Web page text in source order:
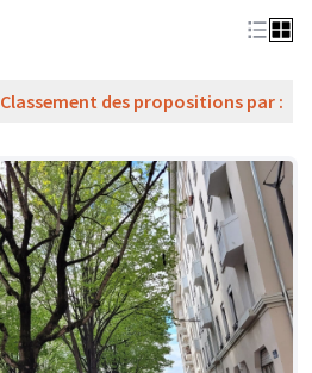
Classement des propositions par :